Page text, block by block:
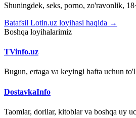
Shuningdek, seks, porno, zo'ravonlik,
Batafsil Lotin.uz loyihasi haqida →
Boshqa loyihalarimiz
TVinfo.uz
Bugun, ertaga va keyingi hafta uchun
DostavkaInfo
Taomlar, dorilar, kitoblar va boshqa uy